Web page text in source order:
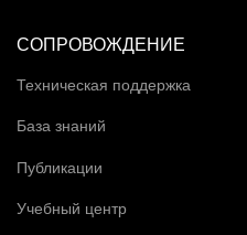
СОПРОВОЖДЕНИЕ
Техническая поддержка
База знаний
Публикации
Учебный центр